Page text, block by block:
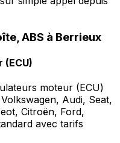
ABS à Berrieux
moteur (ECU)
Audi, Seat,
Citroën, Ford,
avec tarifs